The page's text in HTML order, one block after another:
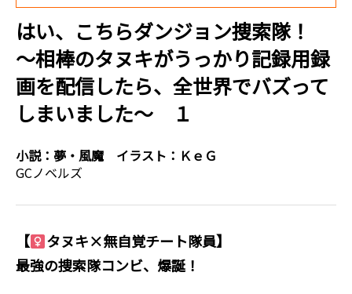
はい、こちらダンジョン捜索隊！
～相棒のタヌキがうっかり記録用録
画を配信したら、全世界でバズって
しまいました～ １
小説： 夢・風魔 イラスト： ＫｅＧ
GCノベルズ
【
タヌキ×無自覚チート隊員】
最強の捜索隊コンビ、爆誕！